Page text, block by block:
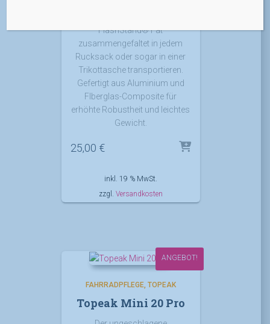
FlashStand® Fat
zusammengefaltet in jedem
Rucksack oder sogar in einer
Trikottasche transportieren.
Gefertigt aus Aluminium und
FIberglas-Composite für
erhöhte Robustheit und leichtes
Gewicht.
25,00 €
inkl. 19 % MwSt.
zzgl. Versandkosten
ANGEBOT!
FAHRRADPFLEGE TOPEAK
Topeak Mini 20 Pro